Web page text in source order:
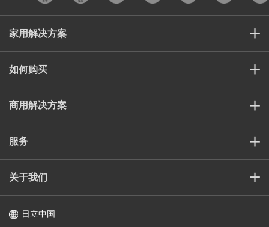
家用解决方案
如何购买
商用解决方案
服务
关于我们
日立中国